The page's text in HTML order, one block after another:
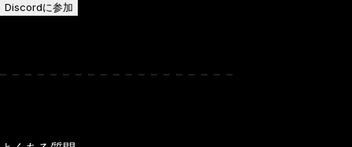
Discordに参加